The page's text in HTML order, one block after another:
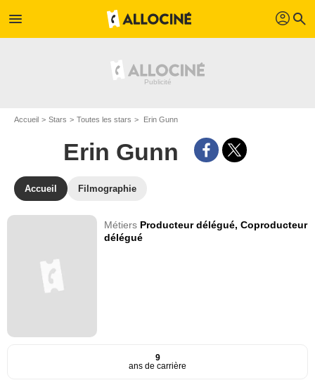
menu profil search
Accueil Stars Toutes les stars Erin Gunn
Erin Gunn
Accueil Filmographie
Métiers Producteur délégué,Coproducteur
délégué
9
ans de carrière